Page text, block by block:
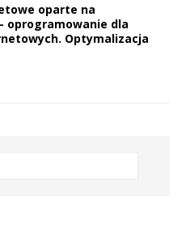
oparte na
oprogramowanie dla
Optymalizacja